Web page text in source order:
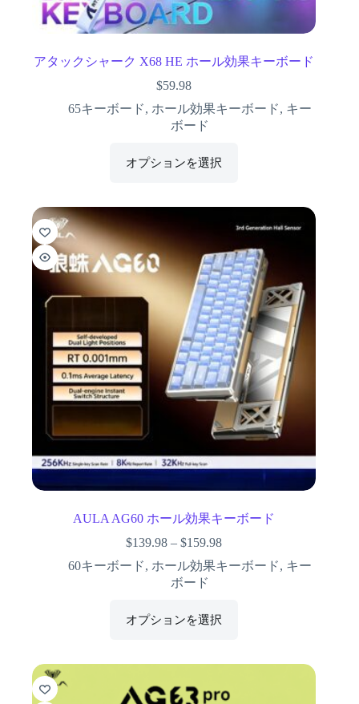
アタックシャーク X68 HE ホール効果キーボード
$59.98
65キーボード, ホール効果キーボード, キー
ボード
オプションを選択
AULA AG60 ホール効果キーボード
$139.98 –$159.98
60キーボード, ホール効果キーボード, キー
ボード
オプションを選択